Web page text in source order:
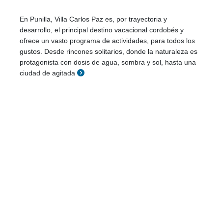
En Punilla, Villa Carlos Paz es, por trayectoria y
desarrollo, el principal destino vacacional cordobés y
ofrece un vasto programa de actividades, para todos los
gustos. Desde rincones solitarios, donde la naturaleza es
protagonista con dosis de agua, sombra y sol, hasta una
ciudad de agitada